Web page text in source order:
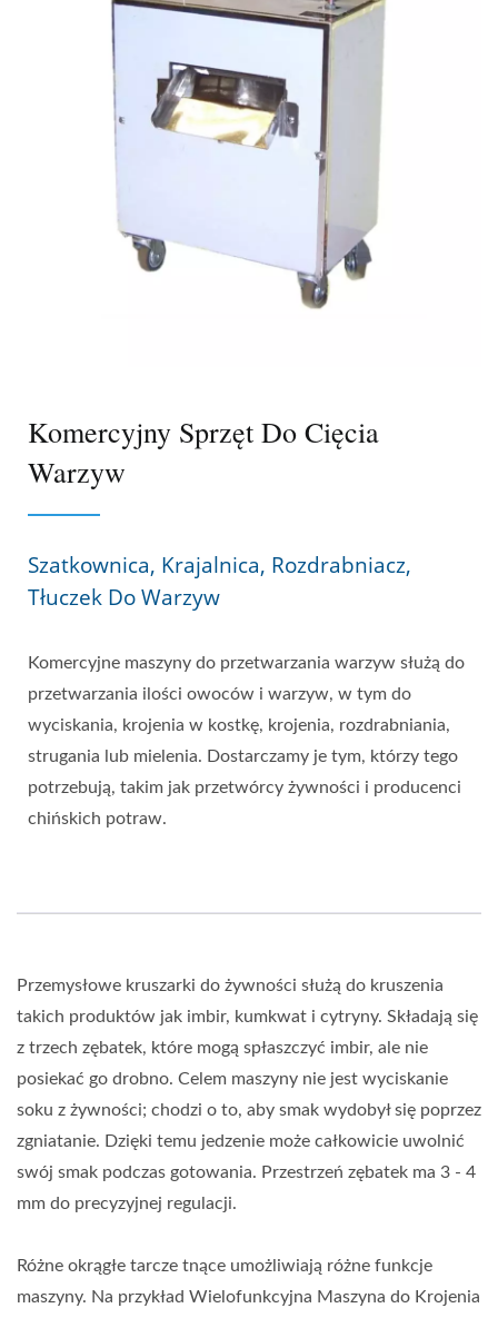
Komercyjny Sprzęt Do Cięcia
Warzyw
Szatkownica, Krajalnica, Rozdrabniacz,
Tłuczek Do Warzyw
Komercyjne maszyny do przetwarzania warzyw służą do
przetwarzania ilości owoców i warzyw, w tym do
wyciskania, krojenia w kostkę, krojenia, rozdrabniania,
strugania lub mielenia. Dostarczamy je tym, którzy tego
potrzebują, takim jak przetwórcy żywności i producenci
chińskich potraw.
Przemysłowe kruszarki do żywności służą do kruszenia
takich produktów jak imbir, kumkwat i cytryny. Składają się
z trzech zębatek, które mogą spłaszczyć imbir, ale nie
posiekać go drobno. Celem maszyny nie jest wyciskanie
soku z żywności; chodzi o to, aby smak wydobył się poprzez
zgniatanie. Dzięki temu jedzenie może całkowicie uwolnić
swój smak podczas gotowania. Przestrzeń zębatek ma 3 - 4
mm do precyzyjnej regulacji.
Różne okrągłe tarcze tnące umożliwiają różne funkcje
maszyny. Na przykład Wielofunkcyjna Maszyna do Krojenia